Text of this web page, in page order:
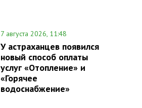
7 августа 2026, 11:48
У астраханцев появился
новый способ оплаты
услуг «Отопление» и
«Горячее
водоснабжение»